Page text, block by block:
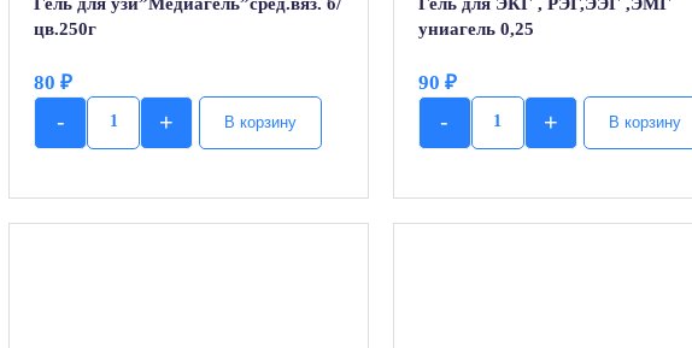
Гель для узи”Медиагель”сред.вяз. б/
цв.250г
80 ₽
Quantity
- + В корзину
Гель для ЭКГ , РЭГ,ЭЭГ ,ЭМГ
униагель 0,25
90 ₽
Quantity
- + В корзину